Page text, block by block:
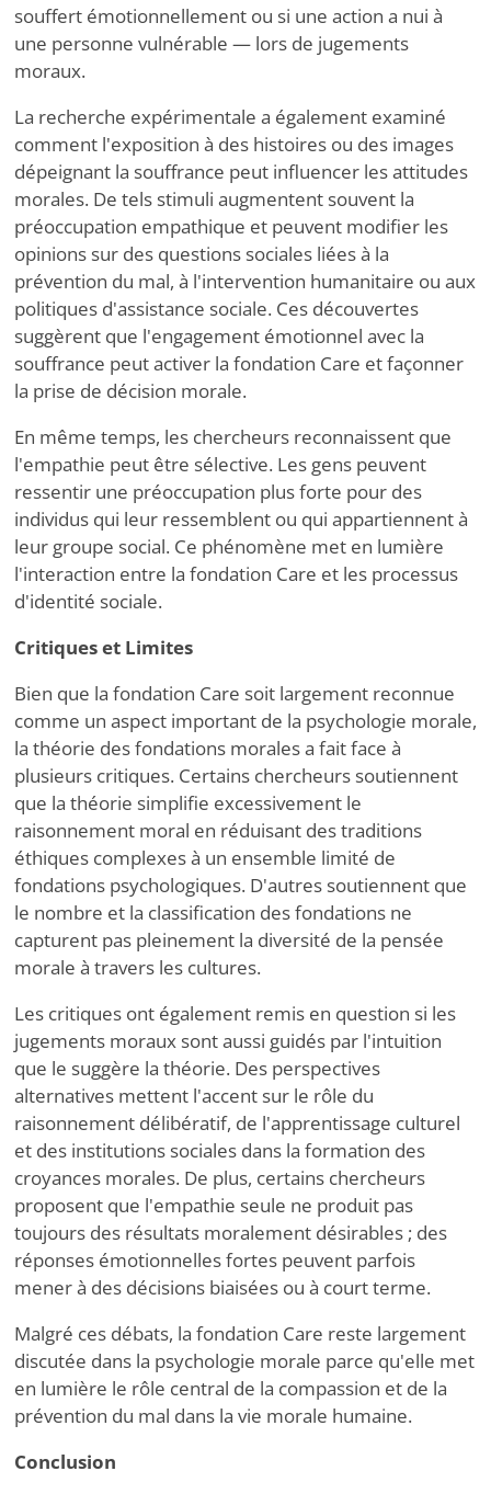
souffert émotionnellement ou si une action a nui à
une personne vulnérable — lors de jugements
moraux.
La recherche expérimentale a également examiné
comment l'exposition à des histoires ou des images
dépeignant la souffrance peut influencer les attitudes
morales. De tels stimuli augmentent souvent la
préoccupation empathique et peuvent modifier les
opinions sur des questions sociales liées à la
prévention du mal, à l'intervention humanitaire ou aux
politiques d'assistance sociale. Ces découvertes
suggèrent que l'engagement émotionnel avec la
souffrance peut activer la fondation Care et façonner
la prise de décision morale.
En même temps, les chercheurs reconnaissent que
l'empathie peut être sélective. Les gens peuvent
ressentir une préoccupation plus forte pour des
individus qui leur ressemblent ou qui appartiennent à
leur groupe social. Ce phénomène met en lumière
l'interaction entre la fondation Care et les processus
d'identité sociale.
Critiques et Limites
Bien que la fondation Care soit largement reconnue
comme un aspect important de la psychologie morale,
la théorie des fondations morales a fait face à
plusieurs critiques. Certains chercheurs soutiennent
que la théorie simplifie excessivement le
raisonnement moral en réduisant des traditions
éthiques complexes à un ensemble limité de
fondations psychologiques. D'autres soutiennent que
le nombre et la classification des fondations ne
capturent pas pleinement la diversité de la pensée
morale à travers les cultures.
Les critiques ont également remis en question si les
jugements moraux sont aussi guidés par l'intuition
que le suggère la théorie. Des perspectives
alternatives mettent l'accent sur le rôle du
raisonnement délibératif, de l'apprentissage culturel
et des institutions sociales dans la formation des
croyances morales. De plus, certains chercheurs
proposent que l'empathie seule ne produit pas
toujours des résultats moralement désirables ; des
réponses émotionnelles fortes peuvent parfois
mener à des décisions biaisées ou à court terme.
Malgré ces débats, la fondation Care reste largement
discutée dans la psychologie morale parce qu'elle met
en lumière le rôle central de la compassion et de la
prévention du mal dans la vie morale humaine.
Conclusion